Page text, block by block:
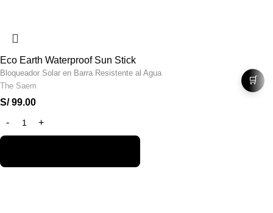
Eco Earth Waterproof Sun Stick
Bloqueador Solar en Barra Resistente al Agua
The Saem
S/99.00
🛒